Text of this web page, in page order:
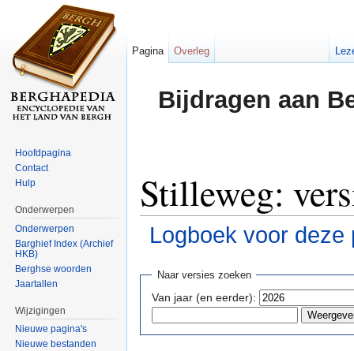
Bijdragen aan
Stilleweg:
Logboek voor deze
Naar versies zoeken
Van jaar (en eerder):
Pagina Overleg
Hoofdpagina
Contact
Hulp
Onderwerpen
Onderwerpen
Barghief Index (Archief
HKB)
Berghse woorden
Jaartallen
Wijzigingen
Nieuwe pagina's
Nieuwe bestanden